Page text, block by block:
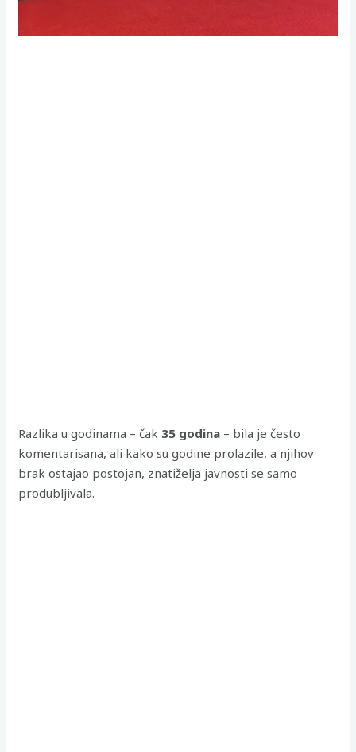
Razlika u godinama – čak 35 godina – bila je često
komentarisana, ali kako su godine prolazile, a njihov
brak ostajao postojan, znatiželja javnosti se samo
produbljivala.